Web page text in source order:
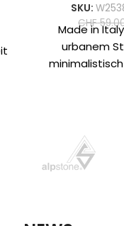
SKU:
CHF
Made in
urbanem